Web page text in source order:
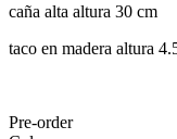
caña alta altura 30 cm
taco en madera altura
Pre-order